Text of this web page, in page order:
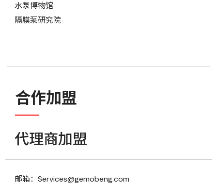
水泵博物馆
隔膜泵研究院
合作加盟
代理商加盟
邮箱：Services@gemobeng.com